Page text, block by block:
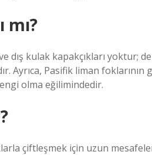
mı?
dış kulak kapakçıkları yoktur;
Ayrıca, Pasifik liman
olma eğilimindedir.
çiftleşmek için uzun